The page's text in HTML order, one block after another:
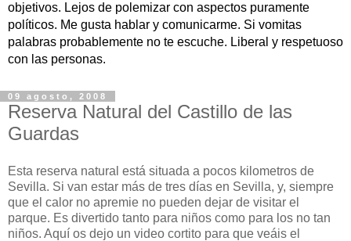
objetivos. Lejos de polemizar con aspectos puramente
políticos. Me gusta hablar y comunicarme. Si vomitas
palabras probablemente no te escuche. Liberal y respetuoso
con las personas.
09 agosto, 2008
Reserva Natural del Castillo de las
Guardas
Esta reserva natural está situada a pocos kilometros de
Sevilla. Si van estar más de tres días en Sevilla, y, siempre
que el calor no apremie no pueden dejar de visitar el
parque. Es divertido tanto para niños como para los no tan
niños. Aquí os dejo un video cortito para que veáis el